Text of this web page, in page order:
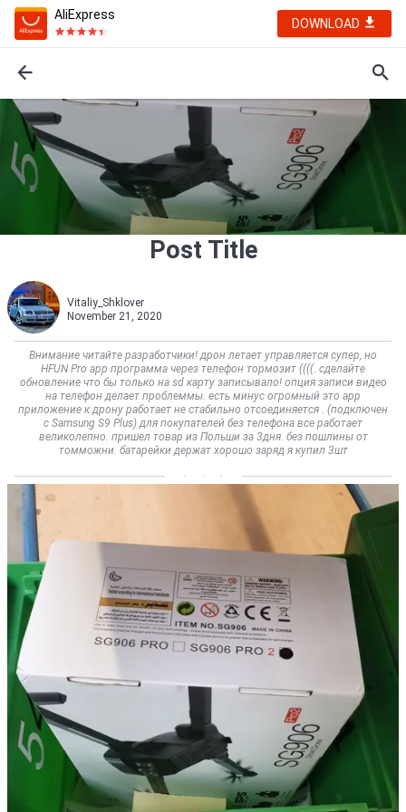
AliExpress
DOWNLOAD
Post Title
Vitaliy_Shklover
November 21, 2020
Внимание читайте разработчики! дрон летает управляется супер, но
HFUN Pro app программа через телефон тормозит ((((. сделайте
обновление что бы только на sd карту записывало! опция записи видео
на телефон делает проблеммы. есть минус огромный это app
приложение к дрону работает не стабильно отсоединяется . (подключен
с Samsung S9 Plus) для покупателей без телефона все работает
великолепно. пришел товар из Польши за 3дня. без пошлины от
томможни. батарейки держат хорошо заряд я купил 3шт